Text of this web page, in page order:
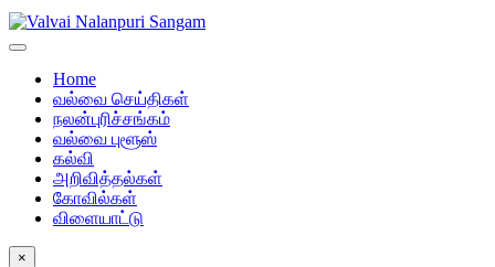
Home
வல்வை செய்திகள்
நலன்புரிச்சங்கம்
வல்வை புளூஸ்
கல்வி
அறிவித்தல்கள்
கோவில்கள்
விளையாட்டு
×